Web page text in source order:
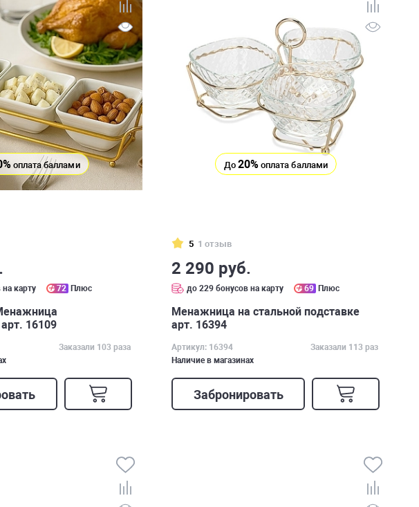
оплата баллами
карту 72 Плюс
16109
Заказали 103 раза
До 20% оплата баллами
5 1 отзыв
2 290 руб.
до 229 бонусов на карту 69 Плюс
Менажница на стальной подставке
арт. 16394
Артикул: 16394
Заказали 113 раз
Наличие в магазинах
Забронировать